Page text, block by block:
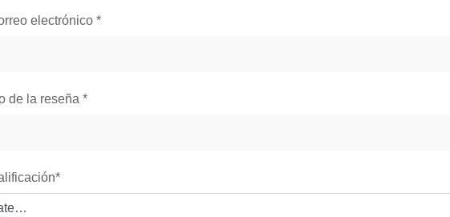
electrónico *
de la reseña *
*